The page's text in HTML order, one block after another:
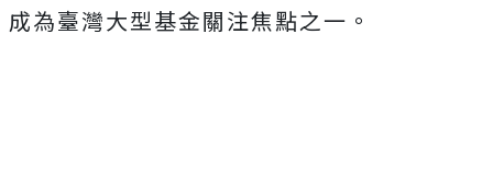
成為臺灣大型基金關注焦點之一。